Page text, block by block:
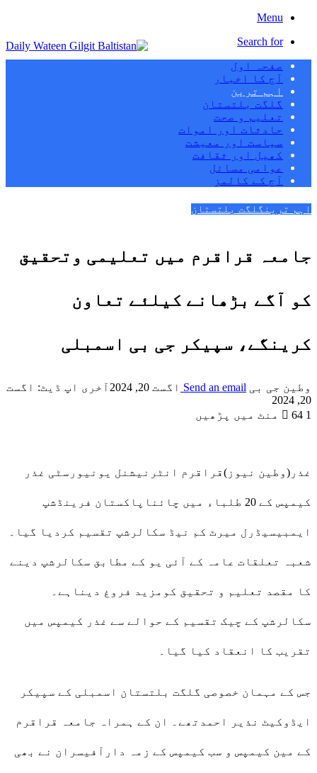
Menu
Search for
صفحہ اول
آج کا اخبار
اہم ترین
گلگت بلتستان
تعلیم و صحت
حادثات اور اموات
سیاست اور معیشت
کھیل اور ثقافت
عوامی مسائل
آج کے کالمز
اہم ترین گلگت بلتستان
جامعہ قراقرم میں تعلیمی وتحقیق
کو آگے بڑھانے کیلئے تعاون
کرینگے، سپیکر جی بی اسمبلی
وطین جی بی Send an email اگست 20, 2024
آخری اپ ڈیٹ: اگست
20, 2024
64 1 منٹ میں پڑھیں
غذر(وطین نیوز)قراقرم انٹرنیشنل یونیورسٹی غذر
کیمپس کے 20 طلباء میں چائناپاکستان فرینڈشپ
ایمبیسیڈرل میرٹ کم نیڈ سکالرشپ تقسیم کردیا گیا۔
شعبہ تعلقات عامہ کے آئی یو کے مطابق سکالرشپ دینے
کا مقصد تعلیم و تحقیق کومزید فروغ دیناہے۔
سکالرشپ کے چیک تقسیم کے حوالے سے غذر کیمپس میں
تقریب کا انعقاد کیا گیا۔
جس کے مہمان خصوصی گلگت بلتستان اسمبلی کے سپیکر
ایڈوکیٹ نذیر احمدتھے۔ ان کے ہمراہ جامعہ قراقرم
کے مین کیمپس و سب کیمپس کے زمہ دارآفیسران نے بھی